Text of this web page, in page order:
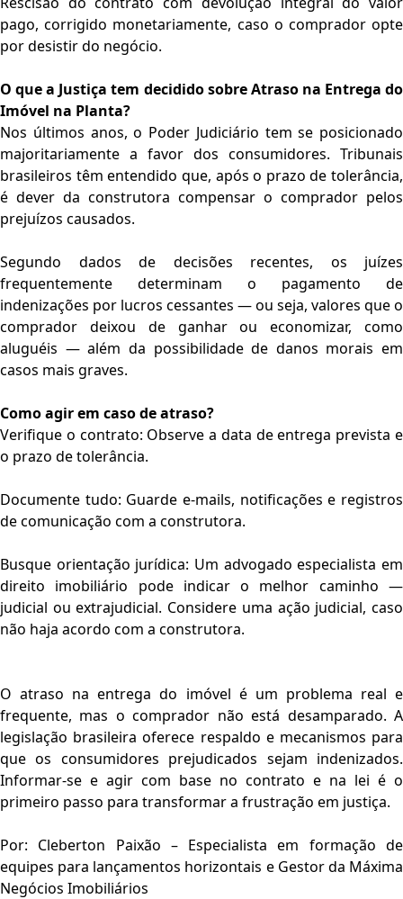
pago, corrigido monetariamente, caso o comprador opte
por desistir do negócio.
O que a Justiça tem decidido sobre Atraso na Entrega do
Imóvel na Planta?
Nos últimos anos, o Poder Judiciário tem se posicionado
majoritariamente a favor dos consumidores. Tribunais
brasileiros têm entendido que, após o prazo de tolerância,
é dever da construtora compensar o comprador pelos
prejuízos causados.
Segundo dados de decisões recentes, os juízes
frequentemente determinam o pagamento de
indenizações por lucros cessantes — ou seja, valores que o
comprador deixou de ganhar ou economizar, como
aluguéis — além da possibilidade de danos morais em
casos mais graves.
Como agir em caso de atraso?
Verifique o contrato: Observe a data de entrega prevista e
o prazo de tolerância.
Documente tudo: Guarde e-mails, notificações e registros
de comunicação com a construtora.
Busque orientação jurídica: Um advogado especialista em
direito imobiliário pode indicar o melhor caminho —
judicial ou extrajudicial. Considere uma ação judicial, caso
não haja acordo com a construtora.
O atraso na entrega do imóvel é um problema real e
frequente, mas o comprador não está desamparado. A
legislação brasileira oferece respaldo e mecanismos para
que os consumidores prejudicados sejam indenizados.
Informar-se e agir com base no contrato e na lei é o
primeiro passo para transformar a frustração em justiça.
Por: Cleberton Paixão – Especialista em formação de
equipes para lançamentos horizontais e Gestor da Máxima
Negócios Imobiliários